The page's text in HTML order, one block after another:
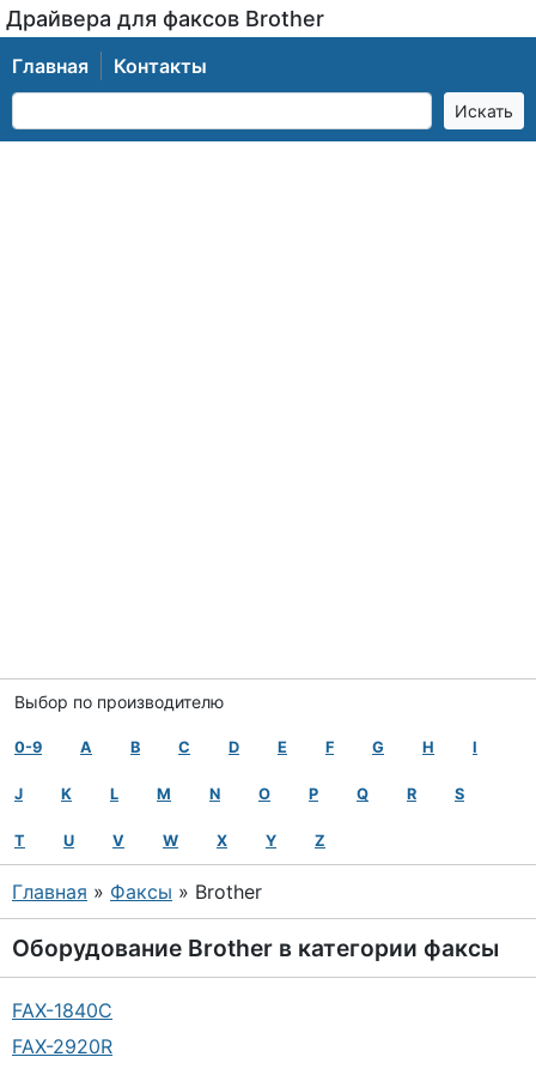
Драйвера для факсов Brother
Главная Контакты
Выбор по производителю
0-9 A B C D E F G H I
J K L M N O P Q R S
T U V W X Y Z
Главная » Факсы » Brother
Оборудование Brother в категории факсы
FAX-1840C
FAX-2920R